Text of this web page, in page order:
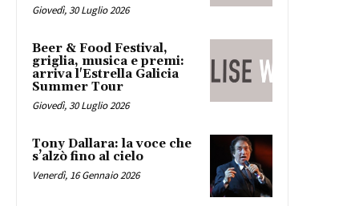
Giovedì, 30 Luglio 2026
Beer & Food Festival,
griglia, musica e premi:
arriva l'Estrella Galicia
Summer Tour
Giovedì, 30 Luglio 2026
Tony Dallara: la voce che
s’alzò fino al cielo
Venerdì, 16 Gennaio 2026